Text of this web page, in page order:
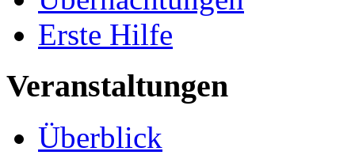
Erste Hilfe
Veranstaltungen
Überblick